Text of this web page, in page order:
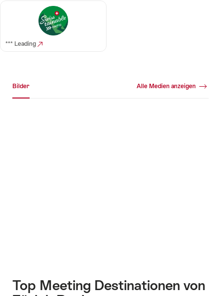
*** Leading
Bilder Alle Medien anzeigen
Top Meeting Destinationen von